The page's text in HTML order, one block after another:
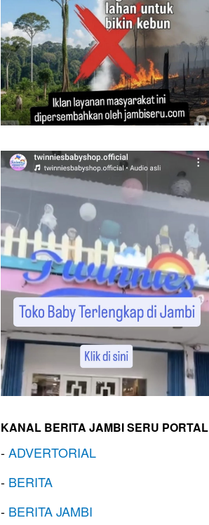
KANAL BERITA JAMBI SERU PORTAL
-ADVERTORIAL
- BERITA
- BERITA JAMBI